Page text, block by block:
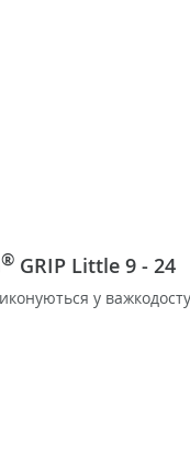
® GRIP Little 9 - 24
у